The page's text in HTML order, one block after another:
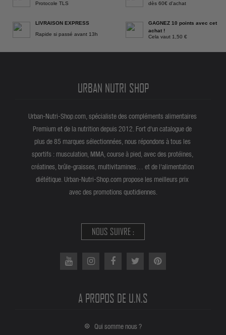
Protocole TLS
dès 60€ d'achat
LIVRAISON EXPRESS
Rapide si passé avant 13h
GAGNEZ 10 points avec cet
achat !
Cela vaut 1,50 €
URBAN NUTRI SHOP
Urban-Nutri-Shop.com, spécialiste des compléments alimentaires
Premium et de la nutrition depuis 2012. Fort d'un catalogue de
plus de 85 marques sélectionnées, nous répondons à tous les
sportifs : musculation, MMA, course à pied, avec des protéines,
créatines, brûle-graisses, multivitamines… et de l'alimentation
diététique. Urban-Nutri-Shop.com propose les meilleurs prix
avec des promotions quotidiennes.
NOUS SUIVRE :
A PROPOS DE U.N.S
Qui somme nous ?